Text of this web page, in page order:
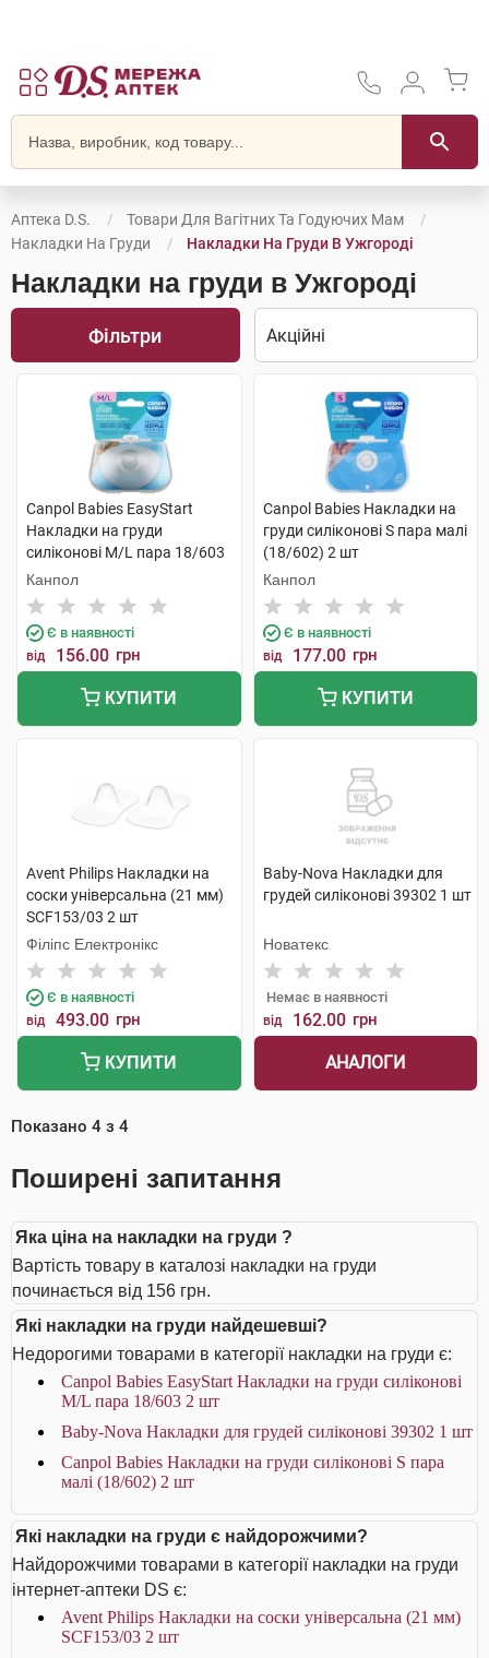
Аптека D.S.
Товари Для Вагітних Та Годуючих Мам
Накладки На Груди
Накладки На Груди В Ужгороді
Накладки на груди в Ужгороді
Фільтри
Canpol Babies EasyStart
Накладки на груди
силіконові M/L пара 18/603
2 шт
Канпол
Є в наявності
від 156.00 грн
КУПИТИ
Canpol Babies Накладки на
груди силіконові S пара малі
(18/602) 2 шт
Канпол
Є в наявності
від 177.00 грн
КУПИТИ
Avent Philips Накладки на
соски універсальна (21 мм)
SCF153/03 2 шт
Філіпс Електронікс
Є в наявності
від 493.00 грн
КУПИТИ
Baby-Nova Накладки для
грудей силіконові 39302 1 шт
Новатекс
Немає в наявності
від 162.00 грн
АНАЛОГИ
Показано 4 з 4
Поширені запитання
Яка ціна на накладки на груди ?
Вартість товару в каталозі накладки на груди
починається від 156 грн.
Які накладки на груди найдешевші?
Недорогими товарами в категорії накладки на груди є:
Canpol Babies EasyStart Накладки на груди силіконові
M/L пара 18/603 2 шт
Baby-Nova Накладки для грудей силіконові 39302 1 шт
Canpol Babies Накладки на груди силіконові S пара
малі (18/602) 2 шт
Які накладки на груди є найдорожчими?
Найдорожчими товарами в категорії накладки на груди
інтернет-аптеки DS є:
Avent Philips Накладки на соски універсальна (21 мм)
SCF153/03 2 шт